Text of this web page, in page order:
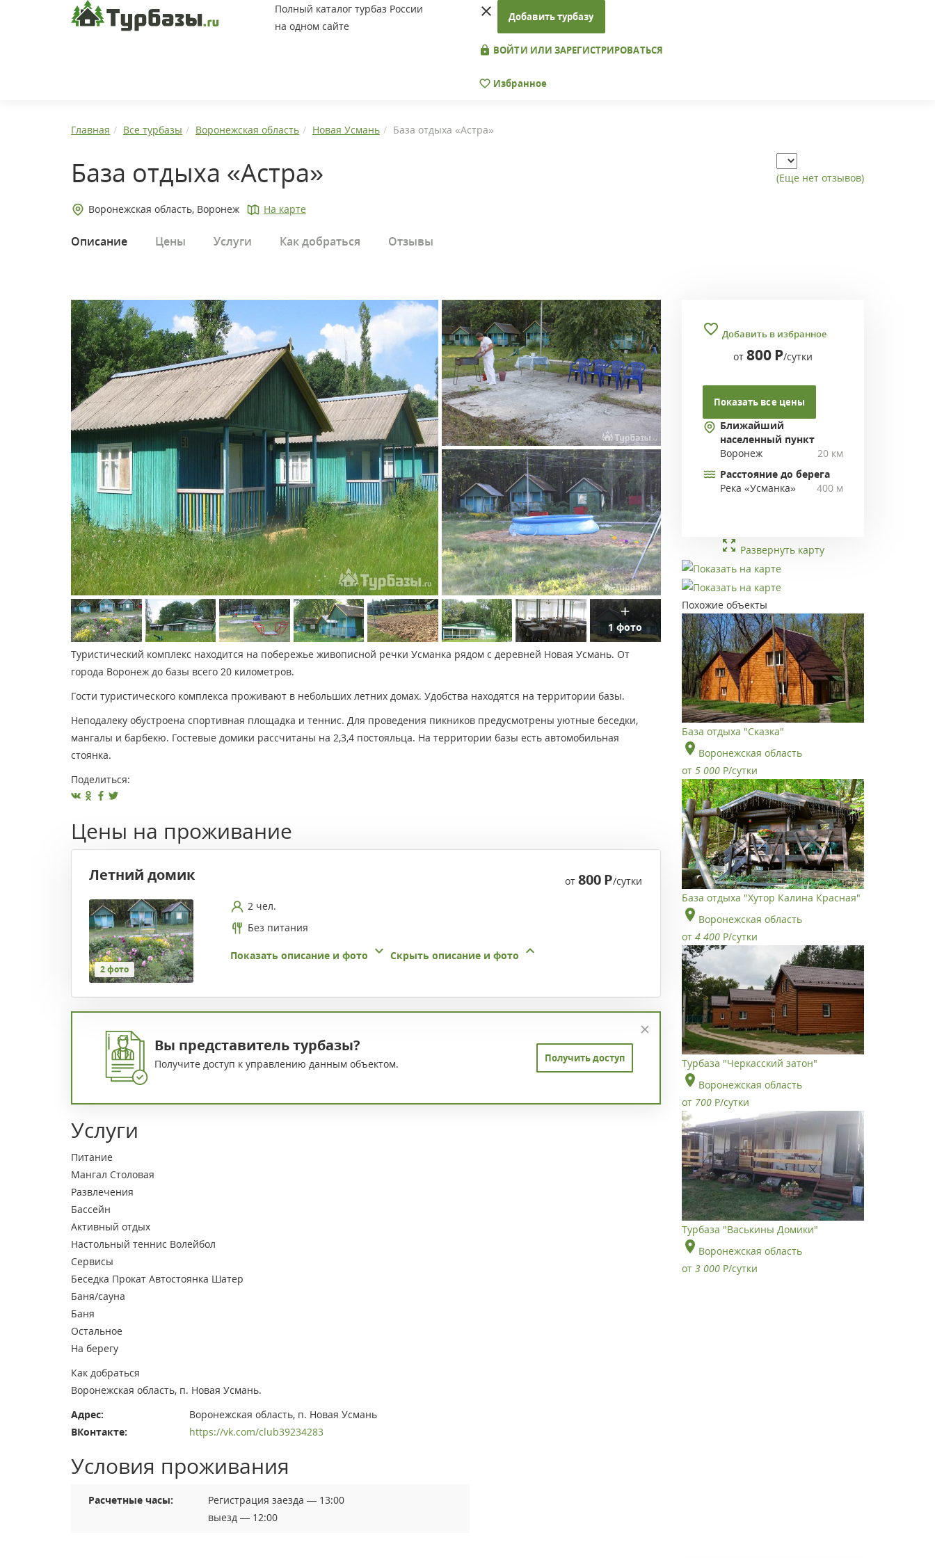
Полный каталог турбаз России
на одном сайте
Добавить турбазу
ВОЙТИ ИЛИ ЗАРЕГИСТРИРОВАТЬСЯ
Избранное
Главная Все турбазы Воронежская область Новая Усмань База отдыха «Астра»
База отдыха «Астра» (Еще нет отзывов)
Воронежская область, Воронеж На карте
Описание Цены Услуги Как добраться Отзывы
1 фото
Туристический комплекс находится на побережье живописной речки Усманка рядом с деревней Новая Усмань. От
города Воронеж до базы всего 20 километров.
Гости туристического комплекса проживают в небольших летних домах. Удобства находятся на территории базы.
Неподалеку обустроена спортивная площадка и теннис. Для проведения пикников предусмотрены уютные беседки,
мангалы и барбекю. Гостевые домики рассчитаны на 2,3,4 постояльца. На территории базы есть автомобильная
стоянка.
Поделиться:
Цены на проживание
Летний домик от800Р/сутки
2 фото
2 чел.
Без питания
Показать описание и фото Скрыть описание и фото
Вы представитель турбазы?
Получите доступ к управлению данным объектом. Получить доступ
Услуги
Питание
Мангал Столовая
Развлечения
Бассейн
Активный отдых
Настольный теннис Волейбол
Сервисы
Беседка Прокат Автостоянка Шатер
Баня/сауна
Баня
Остальное
На берегу
Как добраться
Воронежская область, п. Новая Усмань.
Адрес:
Воронежская область, п. Новая Усмань
ВКонтакте:
https://vk.com/club39234283
Условия проживания
Расчетные часы:
Регистрация заезда — 13:00
выезд — 12:00
Добавить в избранное
от 800 Р/сутки
Показать все цены
Ближайший
населенный пункт
Воронеж
20 км
Расстояние до берега
Река «Усманка»
400 м
Развернуть карту
Похожие объекты
База отдыха "Сказка"
Воронежская область
от 5 000 Р/сутки
База отдыха "Хутор Калина Красная"
Воронежская область
от 4 400 Р/сутки
Турбаза "Черкасский затон"
Воронежская область
от 700 Р/сутки
Турбаза "Васькины Домики"
Воронежская область
от 3 000 Р/сутки